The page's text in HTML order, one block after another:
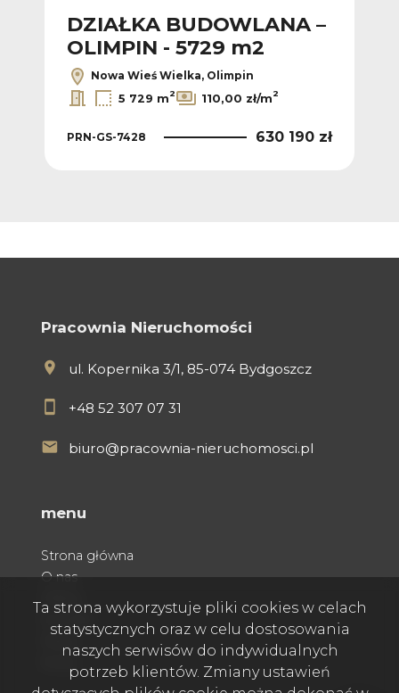
DZIAŁKA BUDOWLANA –
OLIMPIN - 5729 m2
Nowa Wieś Wielka, Olimpin
5 729 m2 110,00 zł/m2
PRN-GS-7428 630 190 zł
Pracownia Nieruchomości
ul. Kopernika 3/1, 85-074 Bydgoszcz
+48 52 307 07 31
biuro@pracownia-nieruchomosci.pl
menu
Strona główna
O nas
Ta strona wykorzystuje pliki cookies w celach
statystycznych oraz w celu dostosowania
naszych serwisów do indywidualnych
potrzeb klientów. Zmiany ustawień